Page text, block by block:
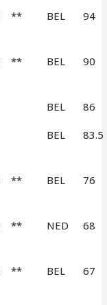
** BEL 94
** BEL 90
BEL 86
BEL 83.5
** BEL 76
** NED 68
** BEL 67